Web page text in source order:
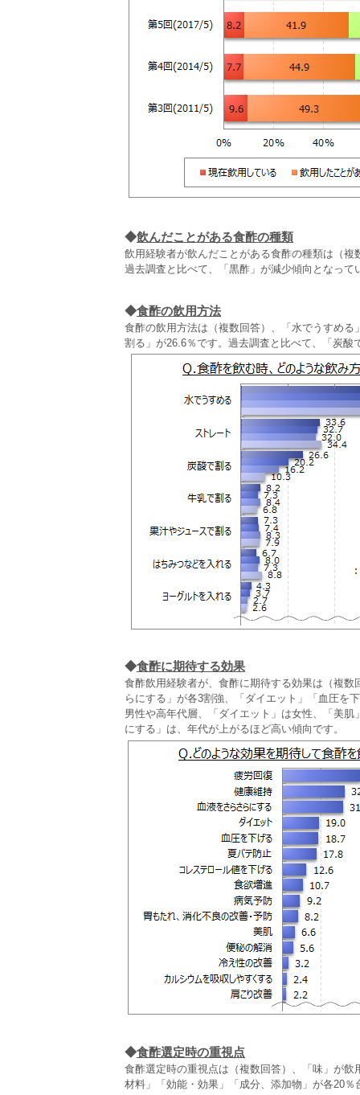
◆飲んだことがある食酢の種類
飲用経験者が飲んだことがある食酢の種類は（
過去調査と比べて、「黒酢」が減少傾向となって
◆食酢の飲用方法
食酢の飲用方法は（複数回答）、「水でうすめ
割る」が26.6％です。過去調査と比べて、「炭酸
◆食酢に期待する効果
食酢飲用経験者が、食酢に期待する効果は（複
らにする」が各3割強、「ダイエット」「血圧を
男性や高年代層、「ダイエット」は女性、「美
にする」は、年代が上がるほど高い傾向です。
◆食酢選定時の重視点
食酢選定時の重視点は（複数回答）、「味」が
材料」「効能・効果」「成分、添加物」が各20％